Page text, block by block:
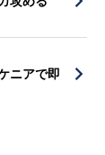
ニアで即